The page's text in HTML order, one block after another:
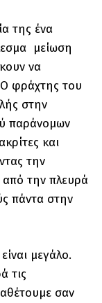
της ένα
μείωση
να
φράχτης του
στην
παράνομων
και
την
από την πλευρά
πάντα στην
μεγάλο.
τις
σαν